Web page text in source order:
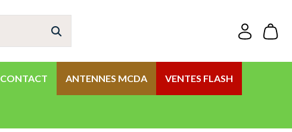
CONTACT ANTENNES MCDA VENTES FLASH